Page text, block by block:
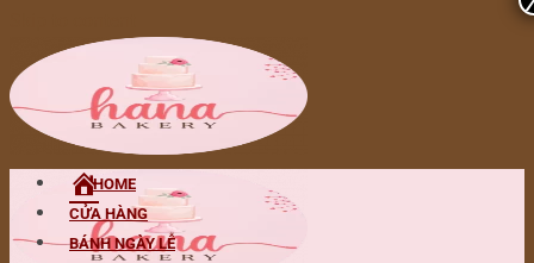
HOME
CỬA HÀNG
BÁNH NGÀY LỄ